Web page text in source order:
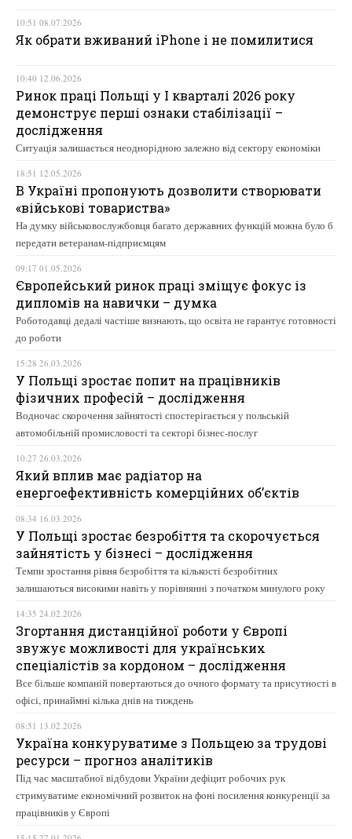
10:51 08.07.2026
Як обрати вживаний iPhone і не помилитися
10:40 12.06.2026
Ринок праці Польщі у І кварталі 2026 року
демонструє перші ознаки стабілізації –
дослідження
Ситуація залишається неоднорідною залежно від сектору економіки
18:51 12.05.2026
В Україні пропонують дозволити створювати
«військові товариства»
На думку військовослужбовця багато державних функцій можна було б
передати ветеранам-підприємцям
09:17 01.05.2026
Європейський ринок праці зміщує фокус із
дипломів на навички – думка
Роботодавці дедалі частіше визнають, що освіта не гарантує готовності
до роботи
15:28 26.03.2026
У Польщі зростає попит на працівників
фізичних професій – дослідження
Водночас скорочення зайнятості спостерігається у польській
автомобільній промисловості та секторі бізнес-послуг
10:27 26.03.2026
Який вплив має радіатор на
енергоефективність комерційних об’єктів
08:34 16.03.2026
У Польщі зростає безробіття та скорочується
зайнятість у бізнесі – дослідження
Темпи зростання рівня безробіття та кількості безробітних
залишаються високими навіть у порівнянні з початком минулого року
14:35 24.02.2026
Згортання дистанційної роботи у Європі
звужує можливості для українських
спеціалістів за кордоном – дослідження
Все більше компаній повертаються до очного формату та присутності в
офісі, принаймні кілька днів на тиждень
08:51 13.02.2026
Україна конкуруватиме з Польщею за трудові
ресурси – прогноз аналітиків
Під час масштабної відбудови України дефіцит робочих рук
стримуватиме економічний розвиток на фоні посилення конкуренції за
працівників у Європі